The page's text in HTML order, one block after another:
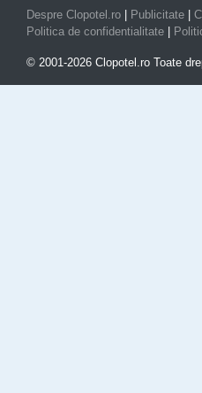
Despre Clopotel.ro Publicitate
Politica de confidentialitate
© 2001-2026 Clopotel.ro Toate